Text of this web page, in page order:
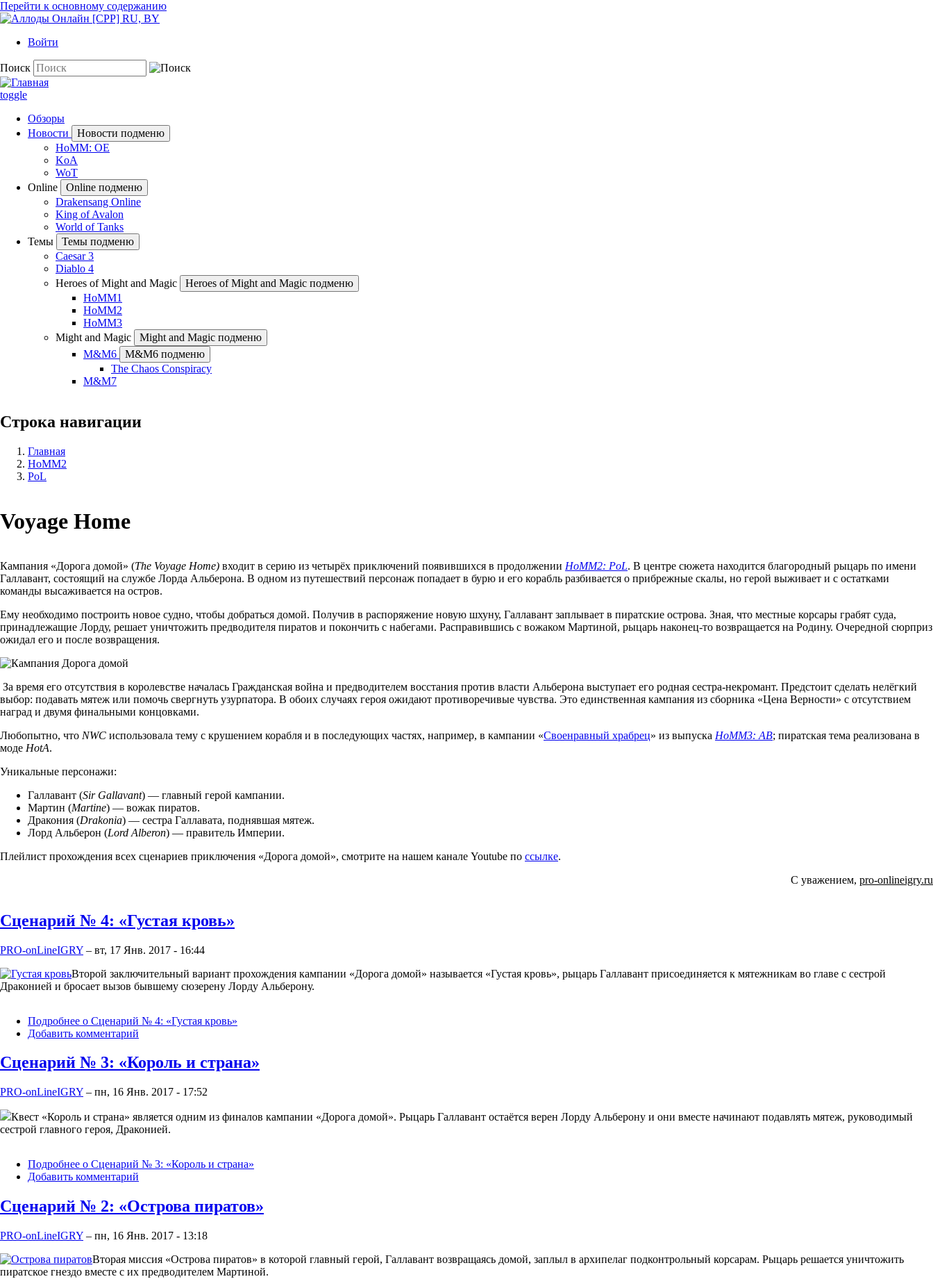
Перейти к основному содержанию
Войти
Поиск
toggle
Обзоры
Новости
Новости подменю
HoMM: OE
KoA
WoT
Online
Online подменю
Drakensang Online
King of Avalon
World of Tanks
Темы
Темы подменю
Caesar 3
Diablo 4
Heroes of Might and Magic
Heroes of Might and Magic подменю
HoMM1
HoMM2
HoMM3
Might and Magic
Might and Magic подменю
M&M6
M&M6 подменю
The Chaos Conspiracy
M&M7
Строка навигации
Главная
HoMM2
PoL
Voyage Home
Кампания «Дорога домой» (The Voyage Home) входит в серию из четырёх приключений появившихся в продолжении HoMM2: PoL. В центре сюжета находится благородный рыцарь по имени
Галлавант, состоящий на службе Лорда Альберона. В одном из путешествий персонаж попадает в бурю и его корабль разбивается о прибрежные скалы, но герой выживает и с остатками
команды высаживается на остров.
Ему необходимо построить новое судно, чтобы добраться домой. Получив в распоряжение новую шхуну, Галлавант заплывает в пиратские острова. Зная, что местные корсары грабят суда,
принадлежащие Лорду, решает уничтожить предводителя пиратов и покончить с набегами. Расправившись с вожаком Мартиной, рыцарь наконец-то возвращается на Родину. Очередной сюрприз
ожидал его и после возвращения.
За время его отсутствия в королевстве началась Гражданская война и предводителем восстания против власти Альберона выступает его родная сестра-некромант. Предстоит сделать нелёгкий
выбор: подавать мятеж или помочь свергнуть узурпатора. В обоих случаях героя ожидают противоречивые чувства. Это единственная кампания из сборника «Цена Верности» с отсутствием
наград и двумя финальными концовками.
Любопытно, что NWC использовала тему с крушением корабля и в последующих частях, например, в кампании «Своенравный храбрец» из выпуска HoMM3: AB; пиратская тема реализована в
моде HotA.
Уникальные персонажи:
Галлавант (Sir Gallavant) — главный герой кампании.
Мартин (Martine) — вожак пиратов.
Дракония (Drakonia) — сестра Галлавата, поднявшая мятеж.
Лорд Альберон (Lord Alberon) — правитель Империи.
Плейлист прохождения всех сценариев приключения «Дорога домой», смотрите на нашем канале Youtube по ссылке.
С уважением, pro-onlineigry.ru
Сценарий № 4: «Густая кровь»
PRO-onLineIGRY – вт, 17 Янв. 2017 - 16:44
Второй заключительный вариант прохождения кампании «Дорога домой» называется «Густая кровь», рыцарь Галлавант присоединяется к мятежникам во главе с сестрой
Драконией и бросает вызов бывшему сюзерену Лорду Альберону.
Подробнее о Сценарий № 4: «Густая кровь»
Добавить комментарий
Сценарий № 3: «Король и страна»
PRO-onLineIGRY – пн, 16 Янв. 2017 - 17:52
Квест «Король и страна» является одним из финалов кампании «Дорога домой». Рыцарь Галлавант остаётся верен Лорду Альберону и они вместе начинают подавлять мятеж, руководимый
сестрой главного героя, Драконией.
Подробнее о Сценарий № 3: «Король и страна»
Добавить комментарий
Сценарий № 2: «Острова пиратов»
PRO-onLineIGRY – пн, 16 Янв. 2017 - 13:18
Вторая миссия «Острова пиратов» в которой главный герой, Галлавант возвращаясь домой, заплыл в архипелаг подконтрольный корсарам. Рыцарь решается уничтожить
пиратское гнездо вместе с их предводителем Мартиной.